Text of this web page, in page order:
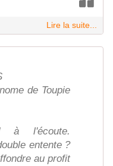
Lire la suite...
de Toupie
à l'écoute.
entente ?
au profit